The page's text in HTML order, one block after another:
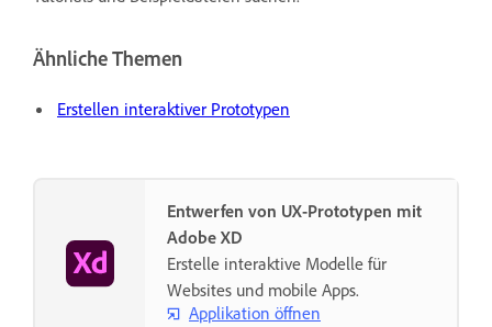
Ähnliche Themen
Erstellen interaktiver Prototypen
Entwerfen von UX-Prototypen mit
Adobe XD
Erstelle interaktive Modelle für
Websites und mobile Apps.
Applikation öffnen